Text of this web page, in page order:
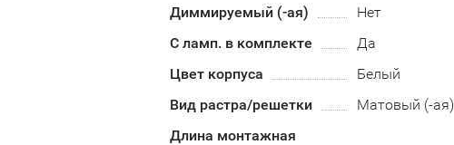
Диммируемый (-ая)
Нет
С ламп. в комплекте
Да
Цвет корпуса
Белый
Вид растра/решетки
Матовый (-ая)
Длина монтажная